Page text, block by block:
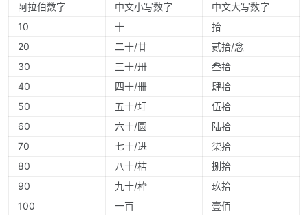
阿拉伯数字 中文小写数字
中文大写数字
10
十
拾
20
二十/廿
贰拾/念
30
三十/卅
叁拾
40
四十/卌
肆拾
50
五十/圩
伍拾
60
六十/圆
陆拾
70
七十/进
柒拾
80
八十/枯
捌拾
90
九十/枠
玖拾
100
一百
壹佰